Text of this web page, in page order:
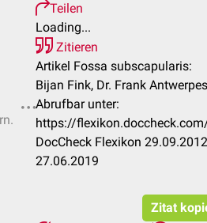
Teilen
Loading...
Zitieren
Artikel Fossa subscapularis:
Bijan Fink, Dr. Frank Antwerpes
Abrufbar unter:
https://
DocCheck Flexikon
27.06.2019
Zitat